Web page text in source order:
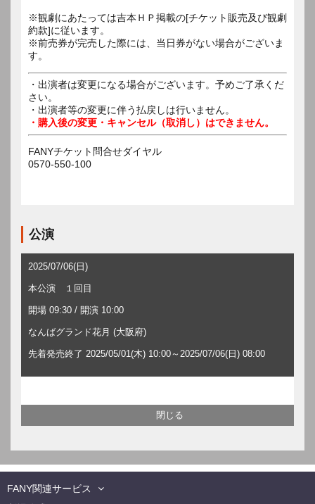
※観劇にあたっては吉本ＨＰ掲載の[チケット販売及び観劇
約款]に従います。
※前売券が完売した際には、当日券がない場合がございま
す。
・出演者は変更になる場合がございます。予めご了承くだ
さい。
・出演者等の変更に伴う払戻しは行いません。
・購入後の変更・キャンセル（取消し）はできません。
FANYチケット問合せダイヤル
0570-550-100
公演
2025/07/06(日)
本公演 １回目
開場 09:30 / 開演 10:00
なんばグランド花月 (大阪府)
先着発売終了 2025/05/01(木) 10:00～2025/07/06(日) 08:00
FANY関連サービス